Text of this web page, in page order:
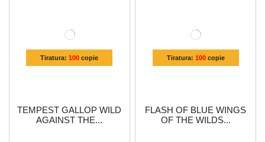
Tiratura:100 copie
TEMPEST GALLOP WILD
AGAINST THE...
Tiratura: 100copie
FLASH OF BLUE WINGS
OF THE WILDS...